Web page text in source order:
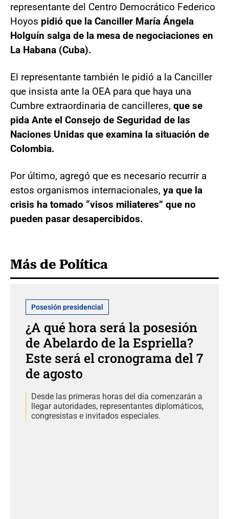
representante del Centro Democrático Federico
Hoyos pidió que la Canciller María Ángela
Holguín salga de la mesa de negociaciones en
La Habana (Cuba).
El representante también le pidió a la Canciller
que insista ante la OEA para que haya una
Cumbre extraordinaria de cancilleres, que se
pida Ante el Consejo de Seguridad de las
Naciones Unidas que examina la situación de
Colombia.
Por último, agregó que es necesario recurrir a
estos organismos internacionales, ya que la
crisis ha tomado “visos miliateres” que no
pueden pasar desapercibidos.
Más de Política
Posesión presidencial
¿A qué hora será la posesión
de Abelardo de la Espriella?
Este será el cronograma del 7
de agosto
Desde las primeras horas del día comenzarán a
llegar autoridades, representantes diplomáticos,
congresistas e invitados especiales.